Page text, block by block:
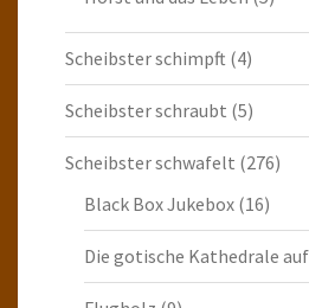
Scheibster schimpft (4)
Scheibster schraubt (5)
Scheibster schwafelt (276)
Black Box Jukebox (16)
Die gotische Kathedrale